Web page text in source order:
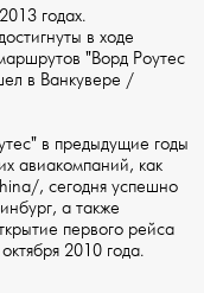
годах.
в ходе
"Ворд Роутес
в Ванкувере /
в предыдущие годы
авиакомпаний, как
, сегодня успешно
а также
первого рейса
2010 года.